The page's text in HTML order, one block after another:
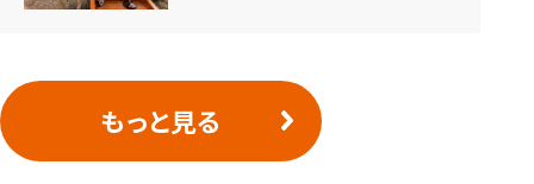
もっと見る